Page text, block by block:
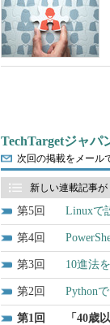
TechTargetジャパ
次回の掲載をメール
新しい連載記事が
5 Linuxで
4
3 10進法
2 Python
1 「40歳